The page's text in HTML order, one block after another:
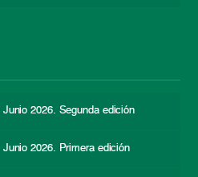
2026. Segunda edición
2026. Primera edición